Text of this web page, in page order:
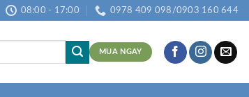
08:00 - 17:00 0978 409 098/0903 160 644
MUA NGAY